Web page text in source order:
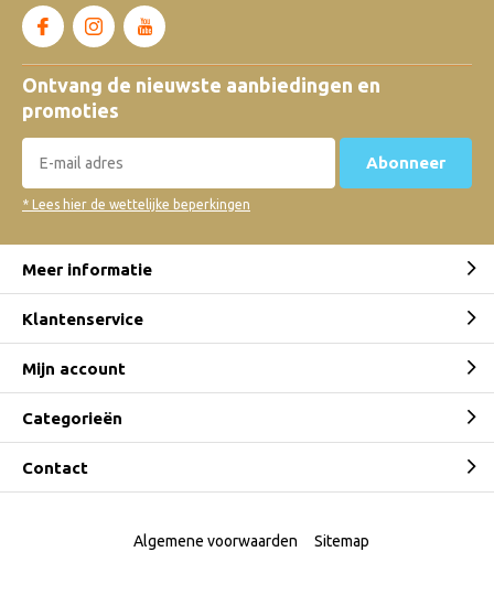
Ontvang de nieuwste aanbiedingen en
promoties
Abonneer
* Lees hier de wettelijke beperkingen
Meer informatie
Klantenservice
Mijn account
Categorieën
Contact
Algemene voorwaarden Sitemap